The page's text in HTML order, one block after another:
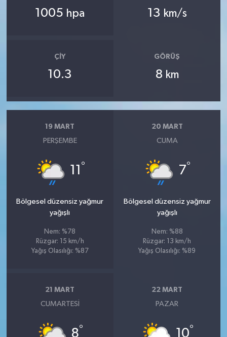
1005 hpa 13 km/s
ÇIY
10.3
GÖRÜŞ
8 km
19 MART
PERŞEMBE
11 °
Bölgesel düzensiz yağmur
yağışlı
Nem: %78
Rüzgar: 15 km/h
Yağış Olasılığı: %87
20 MART
CUMA
7°
Bölgesel düzensiz yağmur
yağışlı
Nem: %88
Rüzgar: 13 km/h
Yağış Olasılığı: %89
21 MART
CUMARTESI
8°
22 MART
PAZAR
10°